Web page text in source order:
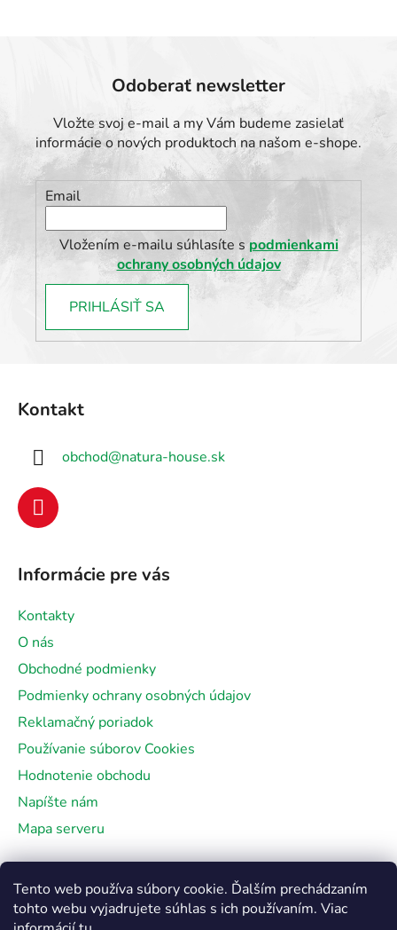
Tento web používa súbory cookie. Ďalším prechádzaním
tohto webu vyjadrujete súhlas s ich používaním. Viac
Odoberať newsletter
Vložte svoj e-mail a my Vám budeme zasielať
informácie o nových produktoch na našom e-shope.
Email
Vložením e-mailu súhlasíte spodmienkami
ochrany osobných údajov
PRIHLÁSIŤ SA
Kontakt
obchod@natura-house.sk
Informácie pre vás
Kontakty
O nás
Obchodné podmienky
Podmienky ochrany osobných údajov
Reklamačný poriadok
Používanie súborov Cookies
Hodnotenie obchodu
Napíšte nám
Mapa serveru
Facebook